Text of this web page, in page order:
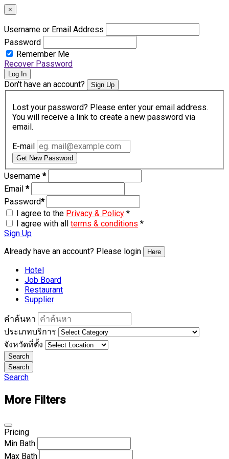
×
Username or Email Address
Password
Remember Me
Recover Password
Log In
Don't have an account? Sign Up
Lost your password? Please enter your email address.
You will receive a link to create a new password via
email.
E-mail
Get New Password
Username *
Email *
Password*
I agree to the Privacy & Policy *
I agree with all terms & conditions *
Sign Up
Already have an account? Please login
Here
Hotel
Job Board
Restaurant
Supplier
คำค้นหา
ประเภทบริการ
จังหวัดที่ตั้ง
Search
Search
Search
More Filters
Pricing
Min Bath
Max Bath